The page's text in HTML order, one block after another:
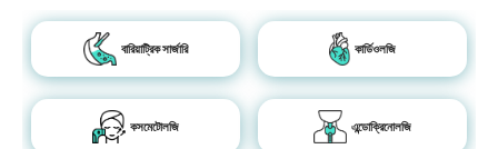
বারিয়াট্রিক সার্জারি কার্ডিওলজি
কসমেটোলজি এন্ডোক্রিনোলজি